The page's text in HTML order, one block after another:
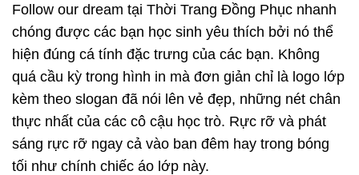
Follow our dream tại Thời Trang Đồng Phục nhanh
chóng được các bạn học sinh yêu thích bởi nó thể
hiện đúng cá tính đặc trưng của các bạn. Không
quá cầu kỳ trong hình in mà đơn giản chỉ là logo lớp
kèm theo slogan đã nói lên vẻ đẹp, những nét chân
thực nhất của các cô cậu học trò. Rực rỡ và phát
sáng rực rỡ ngay cả vào ban đêm hay trong bóng
tối như chính chiếc áo lớp này.